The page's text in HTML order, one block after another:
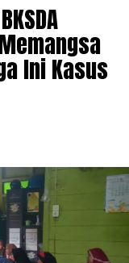
Ini Kasus